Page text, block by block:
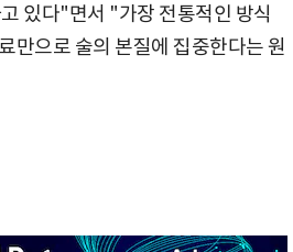
있다"면서 "가장 전통적인 방식
만으로 술의 본질에 집중한다는 원